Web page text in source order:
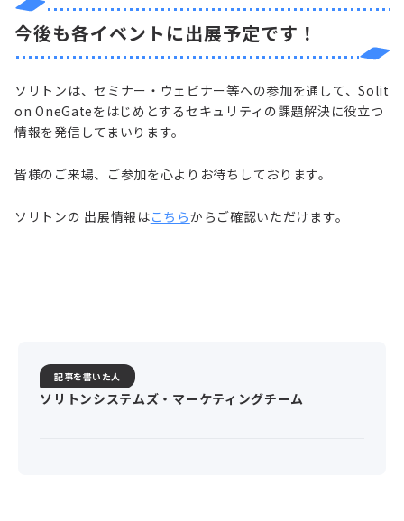
今後も各イベントに出展予定です！
ソリトンは、セミナー・ウェビナー等への参加を通して、Solit
on OneGateをはじめとするセキュリティの課題解決に役立つ
情報を発信してまいります。
皆様のご来場、ご参加を心よりお待ちしております。
ソリトンの 出展情報はこちらからご確認いただけます。
記事を書いた人
ソリトンシステムズ・マーケティングチーム